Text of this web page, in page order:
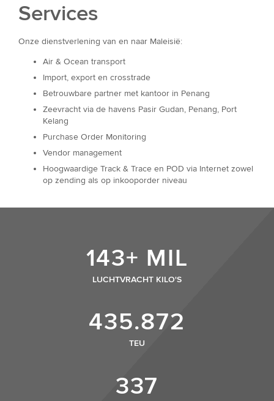
Services
Onze dienstverlening van en naar Maleisië:
Air & Ocean transport
Import, export en crosstrade
Betrouwbare partner met kantoor in Penang
Zeevracht via de havens Pasir Gudan, Penang, Port
Kelang
Purchase Order Monitoring
Vendor management
Hoogwaardige Track & Trace en POD via Internet zowel
op zending als op inkooporder niveau
143+ MIL
LUCHTVRACHT KILO'S
435.872
TEU
337